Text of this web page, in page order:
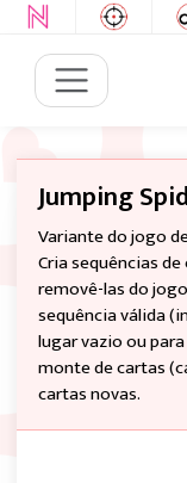
Jumping
Variante do jogo
Cria sequências
removê-las do
sequência válida
lugar vazio ou
monte de cartas
cartas novas.